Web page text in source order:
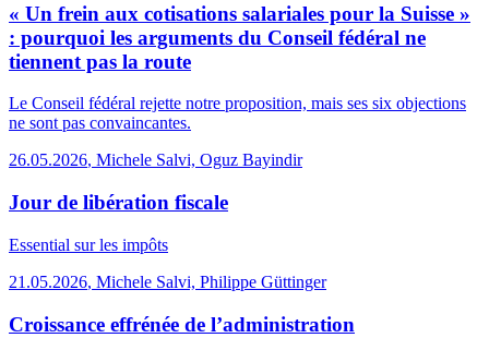
« Un frein aux cotisations salariales pour la Suisse »
: pourquoi les arguments du Conseil fédéral ne
tiennent pas la route
Le Conseil fédéral rejette notre proposition, mais ses six objections
ne sont pas convaincantes.
26.05.2026, Michele Salvi, Oguz Bayindir
Jour de libération fiscale
Essential sur les impôts
21.05.2026, Michele Salvi, Philippe Güttinger
Croissance effrénée de l’administration